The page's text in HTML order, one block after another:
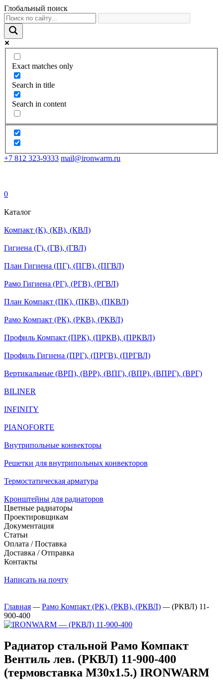
Глобальный поиск
Exact matches only
Search in title
Search in content
+7 812 323-9333 mail@ironwarm.ru
0
Каталог
Компакт (К), (КВ), (КВЛ)
Гигиена (Г), (ГВ), (ГВЛ)
План Гигиена (ПГ), (ПГВ), (ПГВЛ)
Рамо Гигиена (РГ), (РГВ), (РГВЛ)
План Компакт (ПК), (ПКВ), (ПКВЛ)
Рамо Компакт (РК), (РКВ), (РКВЛ)
Профиль Компакт (ПРК), (ПРКВ), (ПРКВЛ)
Профиль Гигиена (ПРГ), (ПРГВ), (ПРГВЛ)
Вертикальные (ВРП), (ВРР), (ВПГ), (ВПР), (ВПРГ), (ВРГ)
BILINER
INFINITY
PIANOFORTE
Внутрипольные конвекторы
Решетки для внутрипольных конвекторов
Термостатическая арматура
Кронштейны для радиаторов
Цветные радиаторы
Проектировщикам
Документация
Статьи
Оплата / Поставка
Доставка / Отправка
Контакты
Написать на почту
Главная — Рамо Компакт (РК), (РКВ), (РКВЛ) — (РКВЛ) 11-
900-400
Радиатор стальной Рамо Компакт
Вентиль лев. (РКВЛ) 11-900-400
(термовставка М30х1.5.) IRONWARM